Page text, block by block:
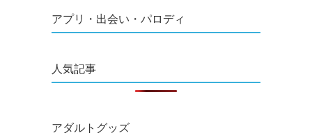
アプリ・出会い・パロディ
人気記事
アダルトグッズ